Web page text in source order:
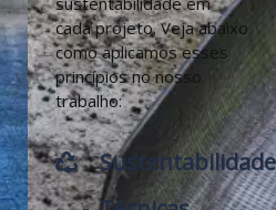
cada projeto. Veja abaixo
como aplicamos esses
princípios no nosso
trabalho:
Sustentabilidade